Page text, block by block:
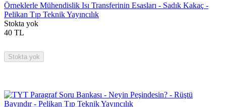
Örneklerle Mühendislik Isı Transferinin Esasları - Sadık Kakaç -
Pelikan Tıp Teknik Yayıncılık
Stokta yok
40 TL
Stokta yok